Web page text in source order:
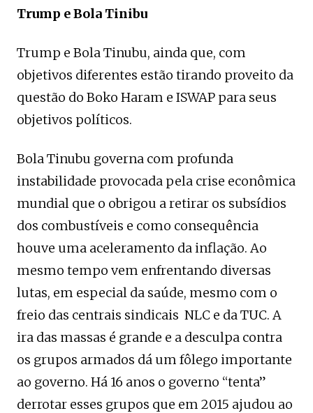
Trump e Bola Tinibu
Trump e Bola Tinubu, ainda que, com
objetivos diferentes estão tirando proveito da
questão do Boko Haram e ISWAP para seus
objetivos políticos.
Bola Tinubu governa com profunda
instabilidade provocada pela crise econômica
mundial que o obrigou a retirar os subsídios
dos combustíveis e como consequência
houve uma aceleramento da inflação. Ao
mesmo tempo vem enfrentando diversas
lutas, em especial da saúde, mesmo com o
freio das centrais sindicais NLC e da TUC. A
ira das massas é grande e a desculpa contra
os grupos armados dá um fôlego importante
ao governo. Há 16 anos o governo “tenta”
derrotar esses grupos que em 2015 ajudou ao